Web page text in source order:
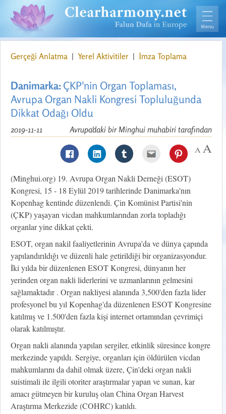
Gerçeği Anlatma | Yerel Aktivitiler | İmza Toplama
Danimarka:ÇKP'nin Organ Toplaması,
Avrupa Organ Nakli Kongresi Topluluğunda
Dikkat Odağı Oldu
Avrupa'daki bir Minghui muhabiri tarafından
2019-11-11
(Minghui.org) 19. Avrupa Organ Nakli Derneği (ESOT)
Kongresi, 15 - 18 Eylül 2019 tarihlerinde Danimarka'nın
Kopenhag kentinde düzenlendi. Çin Komünist Partisi'nin
(ÇKP) yaşayan vicdan mahkumlarından zorla topladığı
organlar yine dikkat çekti.
ESOT, organ nakil faaliyetlerinin Avrupa'da ve dünya çapında
yapılandırıldığı ve düzenli hale getirildiği bir organizasyondur.
İki yılda bir düzenlenen ESOT Kongresi, dünyanın her
yerinden organ nakli liderlerini ve uzmanlarının gelmesini
sağlamaktadır . Organ nakliyesi alanında 3,500'den fazla lider
profesyonel bu yıl Kopenhag'da düzenlenen ESOT Kongresine
katılmış ve 1.500'den fazla kişi internet ortamından çevrimiçi
olarak katılmıştır.
Organ nakli alanında yapılan sergiler, etkinlik süresince kongre
merkezinde yapıldı. Sergiye, organları için öldürülen vicdan
mahkumlarını da dahil olmak üzere, Çin'deki organ nakli
suistimali ile ilgili otoriter araştırmalar yapan ve sunan, kar
amacı gütmeyen bir kuruluş olan China Organ Harvest
Araştırma Merkezide (COHRC) katıldı.